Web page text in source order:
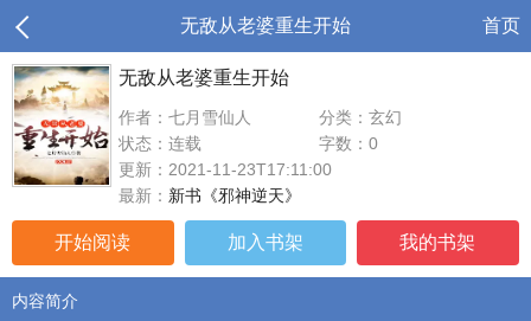
无敌从老婆重生开始 首页
无敌从老婆重生开始
作者：七月雪仙人
分类：玄幻
状态：连载
字数：0
更新：2021-11-23T17:11:00
最新： 新书《邪神逆天》
开始阅读 加入书架 我的书架
内容简介